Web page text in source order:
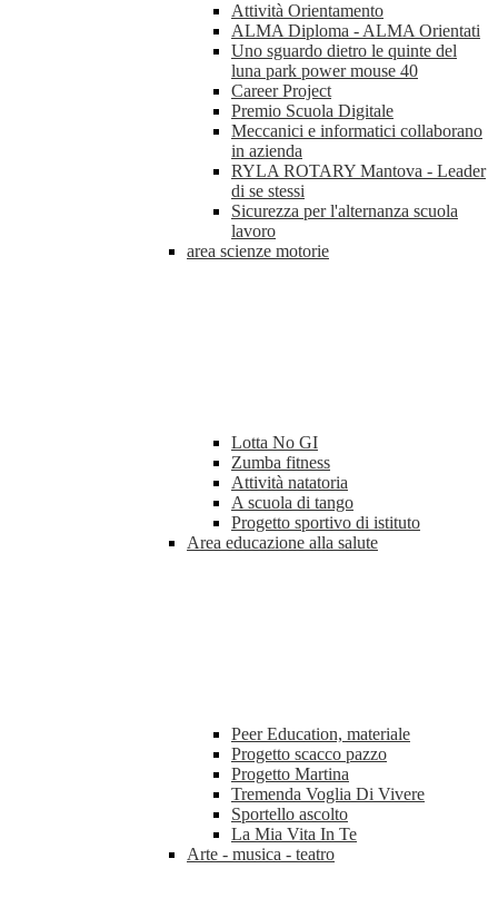
Attività Orientamento
ALMA Diploma - ALMA Orientati
Uno sguardo dietro le quinte del
luna park power mouse 40
Career Project
Premio Scuola Digitale
Meccanici e informatici collaborano
in azienda
RYLA ROTARY Mantova - Leader
di se stessi
Sicurezza per l'alternanza scuola
lavoro
area scienze motorie
Lotta No GI
Zumba fitness
Attività natatoria
A scuola di tango
Progetto sportivo di istituto
Area educazione alla salute
Peer Education, materiale
Progetto scacco pazzo
Progetto Martina
Tremenda Voglia Di Vivere
Sportello ascolto
La Mia Vita In Te
Arte - musica - teatro